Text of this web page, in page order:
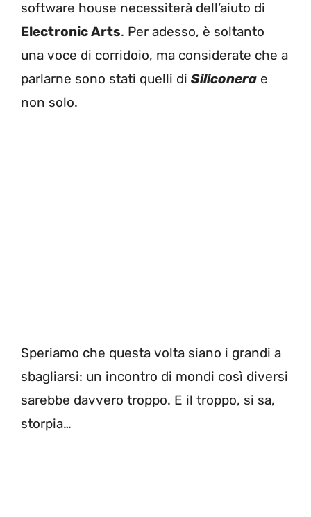
software house necessiterà dell’aiuto di
Electronic Arts. Per adesso, è soltanto
una voce di corridoio, ma considerate che a
parlarne sono stati quelli di Siliconera e
non solo.
Speriamo che questa volta siano i grandi a
sbagliarsi: un incontro di mondi così diversi
sarebbe davvero troppo. E il troppo, si sa,
storpia…